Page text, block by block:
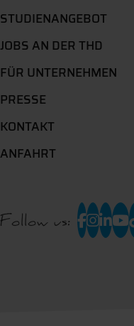
STUDIENANGEBOT
JOBS AN DER THD
FÜR UNTERNEHMEN
PRESSE
KONTAKT
ANFAHRT
Follow us: